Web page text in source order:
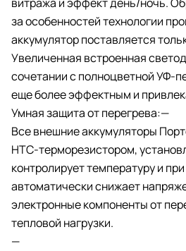
витража и эффект день/ночь.
за особенностей технологии
аккумулятор поставляется
Увеличенная встроенная
сочетании с полноцветной УФ-
еще более эффектным и
Умная защита от перегрева:—
Все внешние аккумуляторы
НТС-терморезистором,
контролирует температуру и
автоматически снижает
электронные компоненты от
тепловой нагрузки.
—